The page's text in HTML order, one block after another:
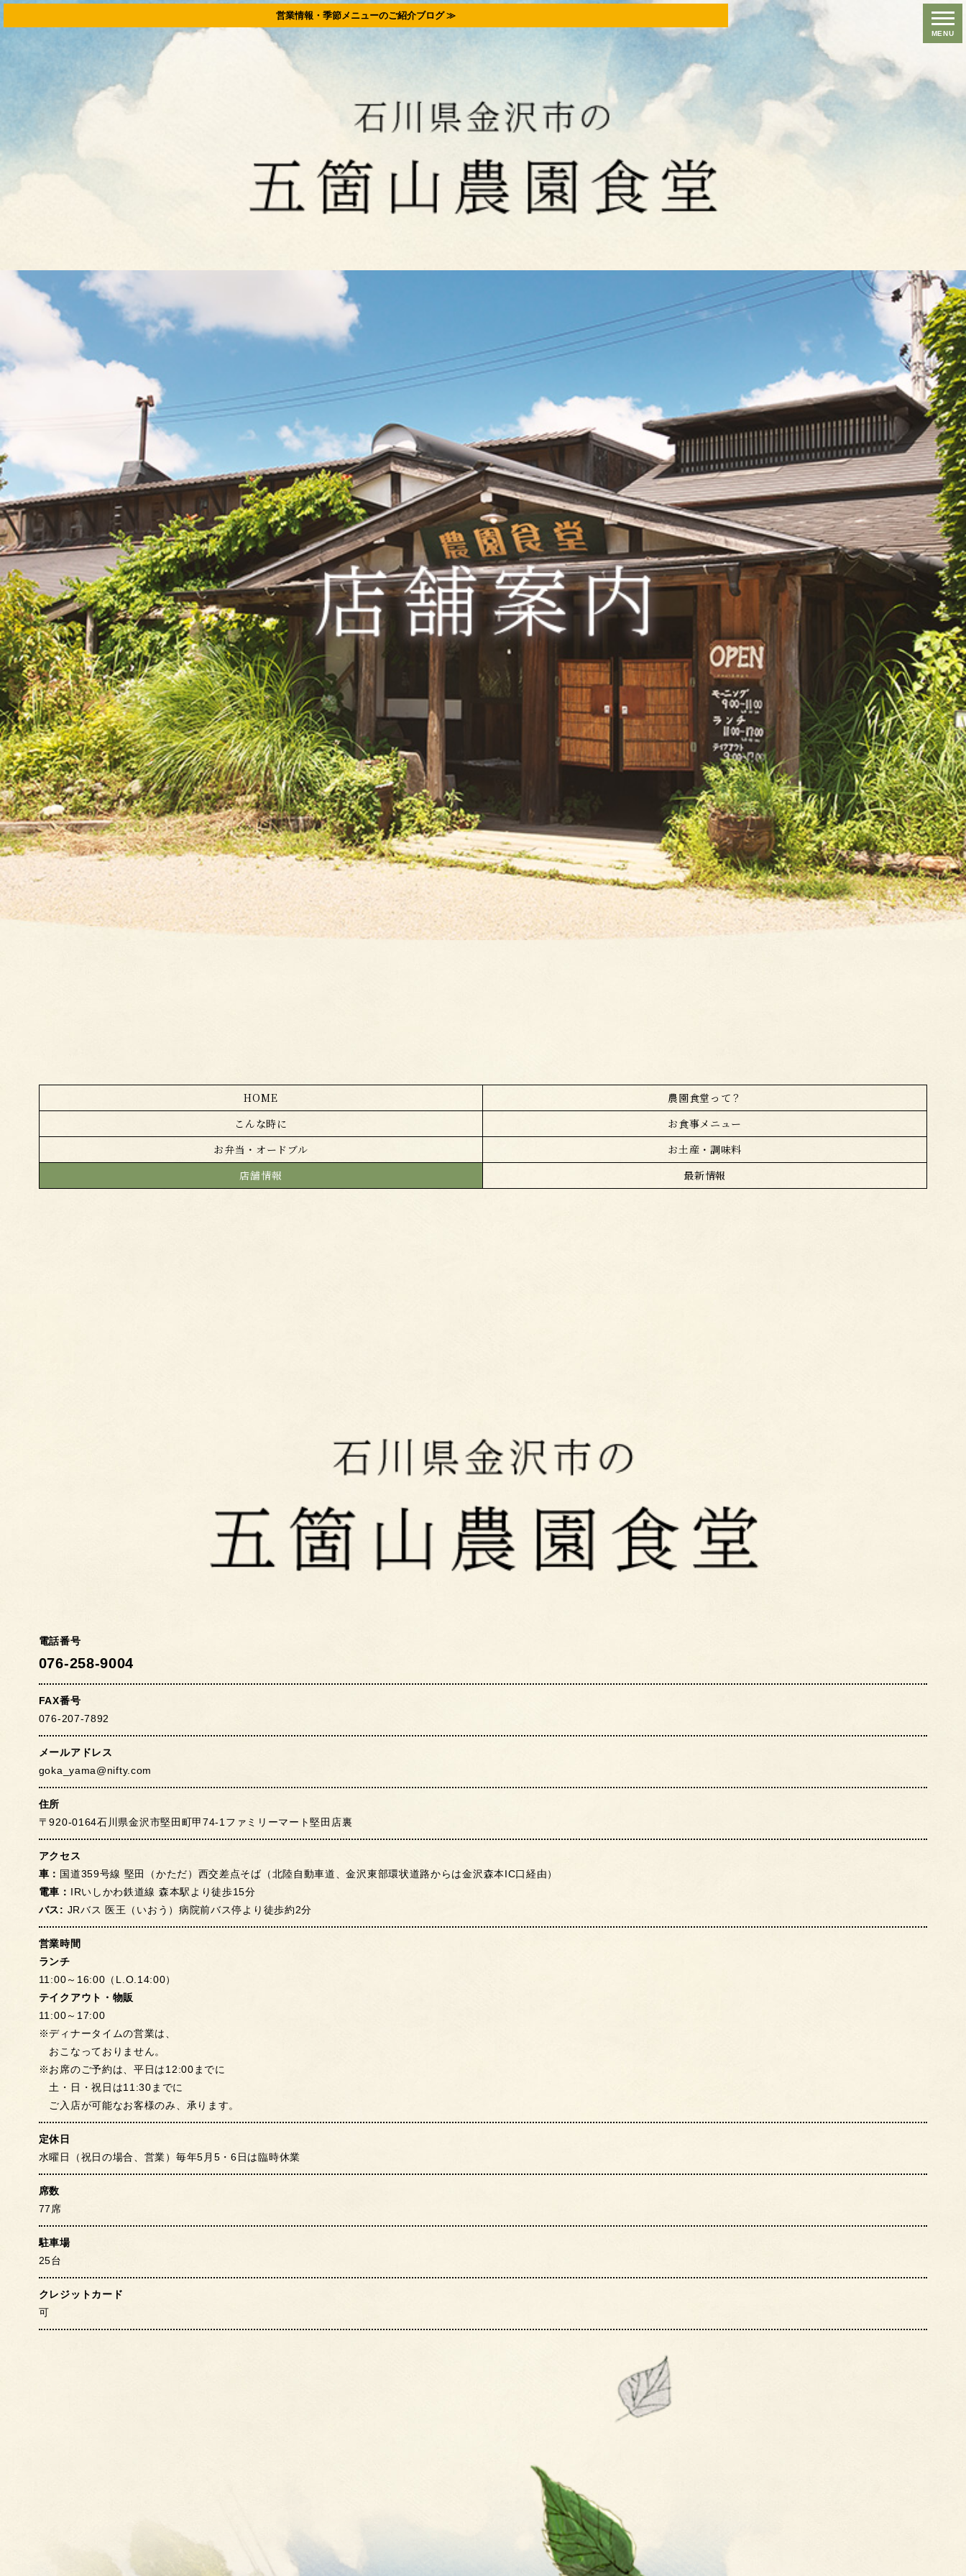
HOME
農園食堂って？
こんな時に
お食事メニュー
お弁当・オードブル
お土産・調味料
店舗情報
最新情報
電話番号
076-258-9004
FAX番号
076-207-7892
メールアドレス
goka_yama@nifty.com
住所
〒920-0164石川県金沢市堅田町甲74-1ファミリーマート堅田店裏
アクセス
車： 国道359号線 堅田（かただ）西交差点そば（北陸自動車道、金沢東部環状道路からは金沢森本IC口経由）
電車： IRいしかわ鉄道線 森本駅より徒歩15分
バス: JRバス 医王（いおう）病院前バス停より徒歩約2分
営業時間
ランチ
11:00～16:00（L.O.14:00）
テイクアウト・物販
11:00～17:00
※ディナータイムの営業は、
おこなっておりません。
※お席のご予約は、平日は12:00までに
土・日・祝日は11:30までに
ご入店が可能なお客様のみ、承ります。
定休日
水曜日（祝日の場合、営業）毎年5月5・6日は臨時休業
席数
77席
駐車場
25台
クレジットカード
可
営業情報・季節メニューのご紹介ブログ ≫